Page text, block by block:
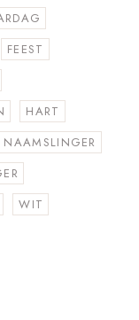
FEEST
HART
NAAMSLINGER
WIT